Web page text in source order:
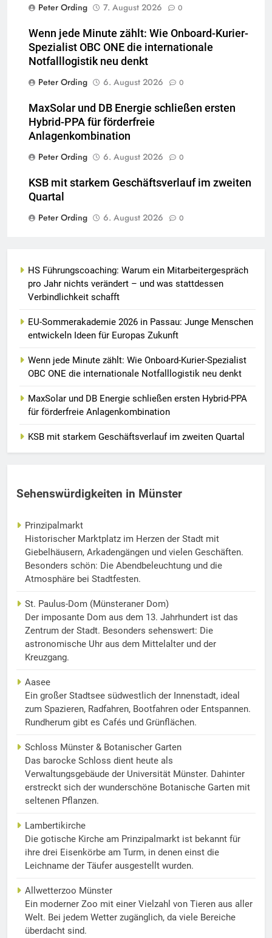
Peter Ording
7. August 2026 0
Wenn jede Minute zählt: Wie Onboard-Kurier-
Spezialist OBC ONE die internationale
Notfalllogistik neu denkt
Peter Ording
6. August 2026 0
MaxSolar und DB Energie schließen ersten
Hybrid-PPA für förderfreie
Anlagenkombination
Peter Ording
6. August 2026 0
KSB mit starkem Geschäftsverlauf im zweiten
Quartal
Peter Ording
6. August 2026 0
HS Führungscoaching: Warum ein Mitarbeitergespräch
pro Jahr nichts verändert – und was stattdessen
Verbindlichkeit schafft
EU-Sommerakademie 2026 in Passau: Junge Menschen
entwickeln Ideen für Europas Zukunft
Wenn jede Minute zählt: Wie Onboard-Kurier-Spezialist
OBC ONE die internationale Notfalllogistik neu denkt
MaxSolar und DB Energie schließen ersten Hybrid-PPA
für förderfreie Anlagenkombination
KSB mit starkem Geschäftsverlauf im zweiten Quartal
Sehenswürdigkeiten in Münster
Prinzipalmarkt
Historischer Marktplatz im Herzen der Stadt mit
Giebelhäusern, Arkadengängen und vielen Geschäften.
Besonders schön: Die Abendbeleuchtung und die
Atmosphäre bei Stadtfesten.
St. Paulus-Dom (Münsteraner Dom)
Der imposante Dom aus dem 13. Jahrhundert ist das
Zentrum der Stadt. Besonders sehenswert: Die
astronomische Uhr aus dem Mittelalter und der
Kreuzgang.
Aasee
Ein großer Stadtsee südwestlich der Innenstadt, ideal
zum Spazieren, Radfahren, Bootfahren oder Entspannen.
Rundherum gibt es Cafés und Grünflächen.
Schloss Münster & Botanischer Garten
Das barocke Schloss dient heute als
Verwaltungsgebäude der Universität Münster. Dahinter
erstreckt sich der wunderschöne Botanische Garten mit
seltenen Pflanzen.
Lambertikirche
Die gotische Kirche am Prinzipalmarkt ist bekannt für
ihre drei Eisenkörbe am Turm, in denen einst die
Leichname der Täufer ausgestellt wurden.
Allwetterzoo Münster
Ein moderner Zoo mit einer Vielzahl von Tieren aus aller
Welt. Bei jedem Wetter zugänglich, da viele Bereiche
überdacht sind.